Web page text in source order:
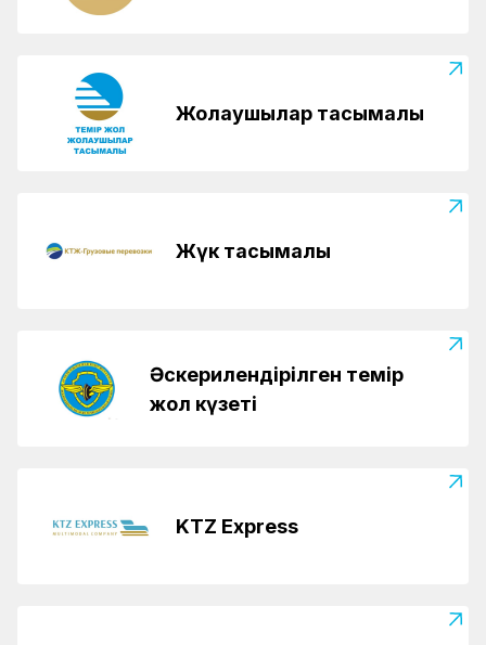
Жолаушылар тасымалы
Жүк тасымалы
Әскерилендірілген темір
жол күзеті
KTZ Express